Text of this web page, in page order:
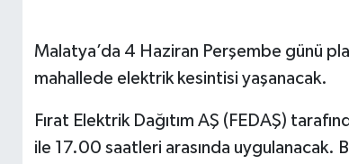
Malatya’da 4 Haziran Perşembe günü
mahallede elektrik kesintisi yaşanacak.
Fırat Elektrik Dağıtım AŞ (FEDAŞ)
ile 17.00 saatleri arasında uygulanacak.